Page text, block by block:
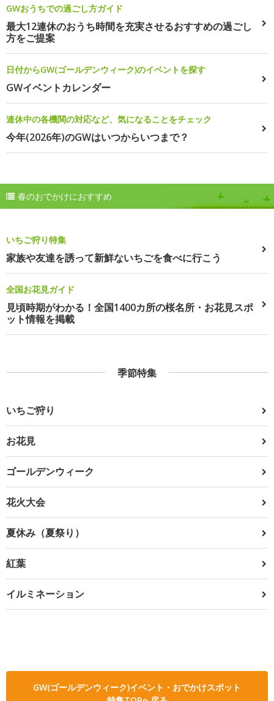
GWおうちでの過ごし方ガイド
最大12連休のおうち時間を充実させるおすすめの過ごし
方をご提案
日付からGW(ゴールデンウィーク)のイベントを探す
GWイベントカレンダー
連休中の各機関の対応など、気になることをチェック
今年(2026年)のGWはいつからいつまで？
春のおでかけにおすすめ
いちご狩り特集
家族や友達を誘って新鮮ないちごを食べに行こう
全国お花見ガイド
見頃時期がわかる！全国1400カ所の桜名所・お花見スポ
ット情報を掲載
季節特集
いちご狩り
お花見
ゴールデンウィーク
花火大会
夏休み（夏祭り）
紅葉
イルミネーション
GW(ゴールデンウィーク)イベント・おでかけスポット